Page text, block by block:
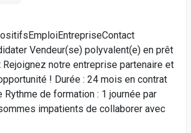
Vendeur(se) polyvalent(e) en prêt
notre entreprise partenaire et
! Durée : 24 mois en contrat
de formation : 1 journée par
impatients de collaborer avec